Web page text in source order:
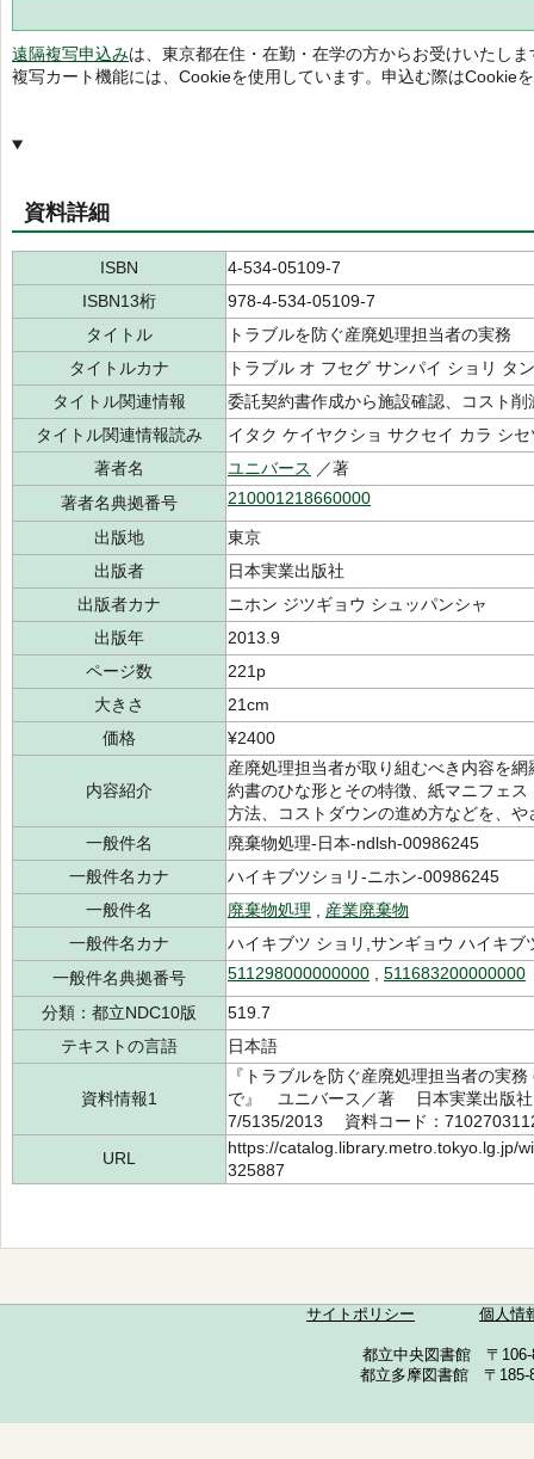
遠隔複写申込みは、東京都在住・在勤・在学の方からお受けいたしま
複写カート機能には、Cookieを使用しています。申込む際はCookie
資料詳細
ISBN
4-534-05109-7
ISBN13桁
978-4-534-05109-7
タイトル
トラブルを防ぐ産廃処理担当者の実務
タイトルカナ
トラブル オ フセグ サンパイ ショリ タ
タイトル関連情報
委託契約書作成から施設確認、コスト削
タイトル関連情報読み
イタク ケイヤクショ サクセイ カラ シ
著者名
ユニバース ／著
著者名典拠番号
210001218660000
出版地
東京
出版者
日本実業出版社
出版者カナ
ニホン ジツギョウ シュッパンシャ
出版年
2013.9
ページ数
221p
大きさ
21cm
価格
¥2400
内容紹介
産廃処理担当者が取り組むべき内容を
約書のひな形とその特徴、紙マニフェ
方法、コストダウンの進め方などを、
一般件名
廃棄物処理-日本-ndlsh-00986245
一般件名カナ
ハイキブツショリ-ニホン-00986245
一般件名
廃棄物処理
産業廃棄物
一般件名カナ
ハイキブツ ショリ,サンギョウ ハイキブ
一般件名典拠番号
511298000000000 511683200000000
分類：都立NDC10版
519.7
テキストの言語
日本語
資料情報1
『トラブルを防ぐ産廃処理担当者の実
で』 ユニバース／著 日本実業出版
7/5135/2013 資料コード：
URL
https://catalog.library.metro.tokyo.lg.jp/
325887
サイトポリシー 個人情
都立中央図書館 〒
都立多摩図書館 〒185-